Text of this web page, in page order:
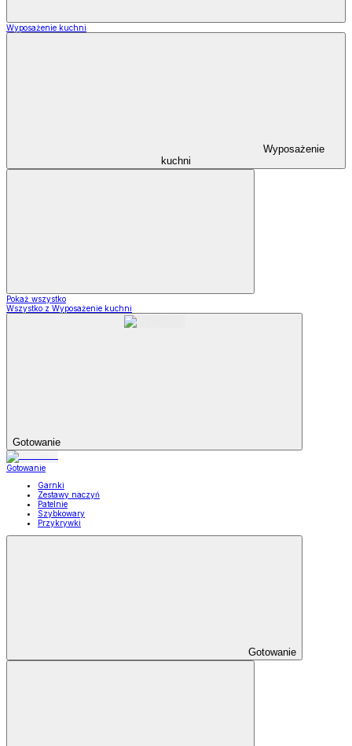
Wyposażenie kuchni
Wyposażenie
kuchni
Pokaż wszystko
Wszystko z Wyposażenie kuchni
Gotowanie
Gotowanie
Garnki
Zestawy naczyń
Patelnie
Szybkowary
Przykrywki
Gotowanie